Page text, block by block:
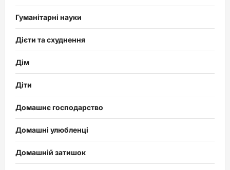
Гуманітарні науки
Дієти та схуднення
Дім
Діти
Домашнє господарство
Домашні улюбленці
Домашній затишок